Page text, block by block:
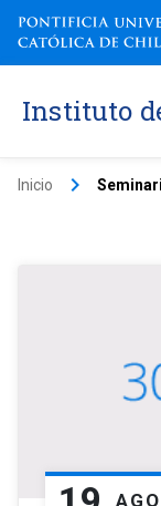
Instituto
Inicio keyboard_arrow_right
AGO